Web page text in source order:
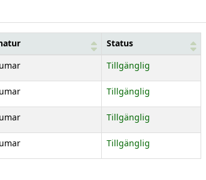
Status
Tillgänglig
Tillgänglig
Tillgänglig
Tillgänglig